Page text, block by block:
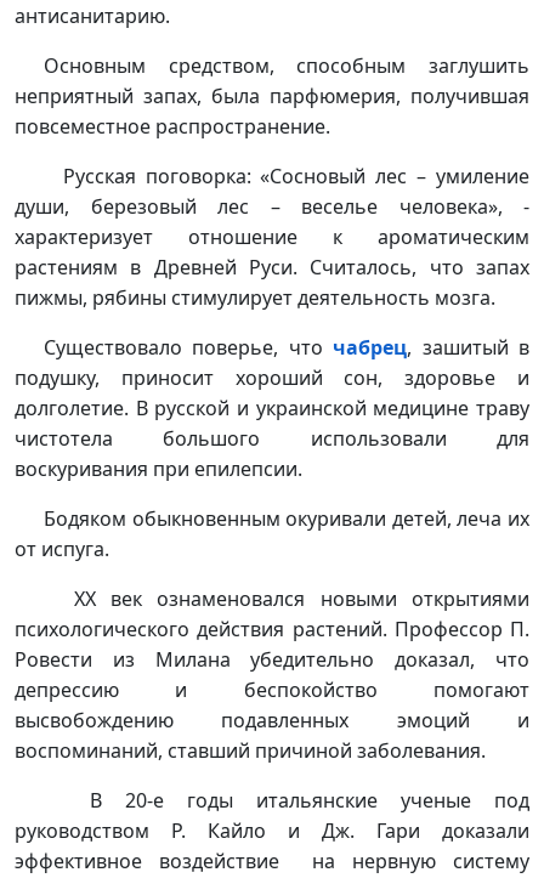
антисанитарию.
Основным средством, способным заглушить
неприятный запах, была парфюмерия, получившая
повсеместное распространение.
Русская поговорка: «Сосновый лес – умиление
души, березовый лес – веселье человека», -
характеризует отношение к ароматическим
растениям в Древней Руси. Считалось, что запах
пижмы, рябины стимулирует деятельность мозга.
Существовало поверье, что чабрец, зашитый в
подушку, приносит хороший сон, здоровье и
долголетие. В русской и украинской медицине траву
чистотела большого использовали для
воскуривания при епилепсии.
Бодяком обыкновенным окуривали детей, леча их
от испуга.
ХХ век ознаменовался новыми открытиями
психологического действия растений. Профессор П.
Ровести из Милана убедительно доказал, что
депрессию и беспокойство помогают
высвобождению подавленных эмоций и
воспоминаний, ставший причиной заболевания.
В 20-е годы итальянские ученые под
руководством Р. Кайло и Дж. Гари доказали
эффективное воздействие на нервную систему